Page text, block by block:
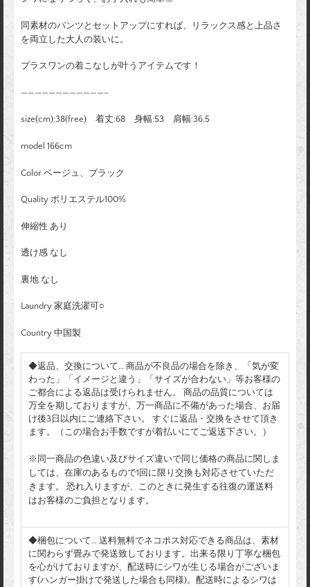
同素材のパンツとセットアップにすれば、リラックス感と上品さ
を両立した大人の装いに。
プラスワンの着こなしが叶うアイテムです！
————————————–
size(cm):38(free) 着丈:68 身幅:53 肩幅:36.5
model 166cm
Color ベージュ、ブラック
Quality ポリエステル100%
伸縮性 あり
透け感 なし
裏地 なし
Laundry 家庭洗濯可○
Country 中国製
◆返品、交換について… 商品が不良品の場合を除き、「気が変
わった」「イメージと違う」「サイズが合わない」等お客様の
ご都合による返品は受けられません。 商品の品質については
万全を期しておりますが、万一商品に不備があった場合、お届
け後3日以内にご連絡下さい。 すぐに返品・交換をさせて頂き
ます。（この場合お手数ですが着払いにてご返送下さい。）
※同一商品の色違い及びサイズ違いで同じ価格の商品に関しま
しては、在庫のあるもので1回に限り交換も対応させていただ
きます。 恐れ入りますが、このときに発生する往復の運送料
はお客様のご負担となります。
◆梱包について… 送料無料でネコポス対応できる商品は、素材
に関わらず畳みで発送致しております。出来る限り丁寧な梱包
を心がけておりますが、配送時にシワが生じる場合がございま
す(ハンガー掛けで発送した場合も同様)。配送時によるシワは